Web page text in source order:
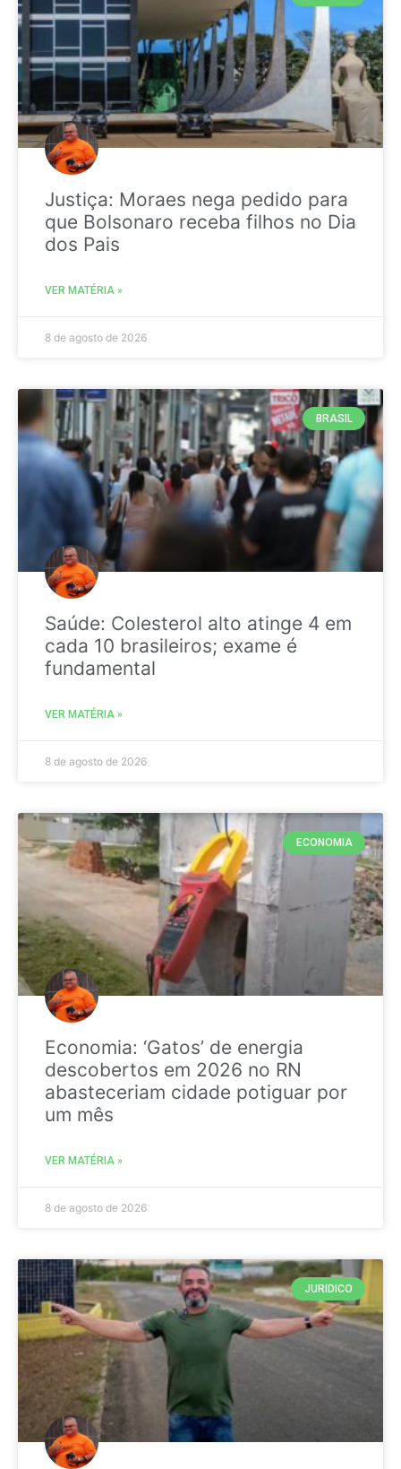
Justiça: Moraes nega pedido para
que Bolsonaro receba filhos no Dia
dos Pais
VER MATÉRIA »
8 de agosto de 2026
BRASIL
Saúde: Colesterol alto atinge 4 em
cada 10 brasileiros; exame é
fundamental
VER MATÉRIA »
8 de agosto de 2026
ECONOMIA
Economia: ‘Gatos’ de energia
descobertos em 2026 no RN
abasteceriam cidade potiguar por
um mês
VER MATÉRIA »
8 de agosto de 2026
JURIDICO